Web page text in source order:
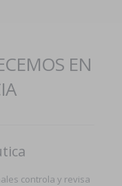
EN
controla y revisa